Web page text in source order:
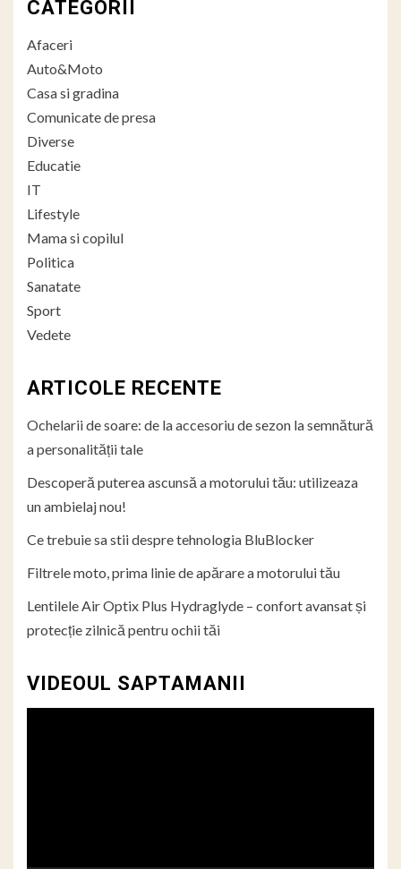
CATEGORII
Afaceri
Auto&Moto
Casa si gradina
Comunicate de presa
Diverse
Educatie
IT
Lifestyle
Mama si copilul
Politica
Sanatate
Sport
Vedete
ARTICOLE RECENTE
Ochelarii de soare: de la accesoriu de sezon la semnătură
a personalității tale
Descoperă puterea ascunsă a motorului tău: utilizeaza
un ambielaj nou!
Ce trebuie sa stii despre tehnologia BluBlocker
Filtrele moto, prima linie de apărare a motorului tău
Lentilele Air Optix Plus Hydraglyde – confort avansat și
protecție zilnică pentru ochii tăi
VIDEOUL SAPTAMANII